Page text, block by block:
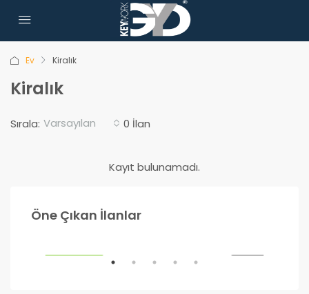
Ev Kiralık
Kiralık
0 İlan
Sırala: Varsayılan
Kayıt bulunamadı.
Öne Çıkan İlanlar
990.000₺
Ankara